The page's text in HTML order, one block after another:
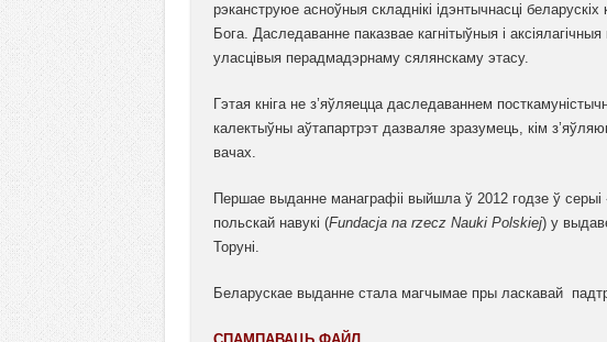
рэканструюе асноўныя складнікі ідэнтычнасці
Бога. Даследаванне паказвае кагнітыўныя і
уласцівыя перадмадэрнаму сялянскаму этасу.
Гэтая кніга не з’яўляецца даследаваннем
калектыўны аўтапартрэт дазваляе зразумець, кім
вачах.
Першае выданне манаграфіі выйшла ў 2012 годзе ў
польскай навукі (Fundacja na rzecz Nauki Polskiej) у
Торуні.
Беларускае выданне стала магчымае пры ласкавай